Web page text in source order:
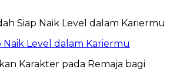
Naik Level dalam Kariermu